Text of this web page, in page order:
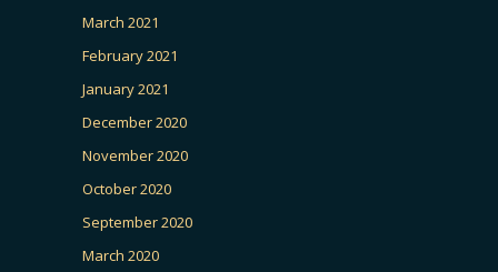
March 2021
February 2021
January 2021
December 2020
November 2020
October 2020
September 2020
March 2020